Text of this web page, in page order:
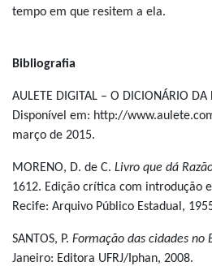
tempo em que resitem a ela.
Bibliografia
AULETE DIGITAL – O DICIONÁRIO DA
Disponível em: http://
março de 2015.
MORENO, D. de C. Livro que dá
1612. Edição crítica com introdução
Recife: Arquivo Público Estadual,
SANTOS, P. Formação das cidades no
Janeiro: Editora UFRJ/Iphan, 2008.